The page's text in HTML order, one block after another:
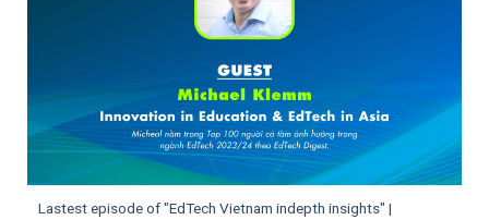
Lastest episode of "EdTech Vietnam indepth insights" |